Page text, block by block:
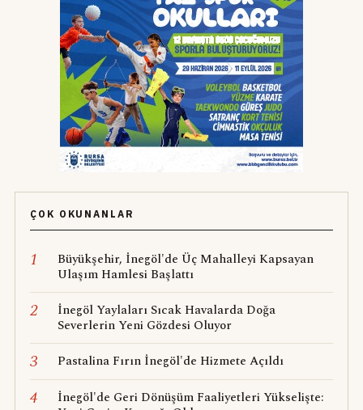
ÇOK OKUNANLAR
1
Büyükşehir, İnegöl'de Üç Mahalleyi Kapsayan
Ulaşım Hamlesi Başlattı
2
İnegöl Yaylaları Sıcak Havalarda Doğa
Severlerin Yeni Gözdesi Oluyor
3 Pastalina Fırın İnegöl'de Hizmete Açıldı
4
İnegöl'de Geri Dönüşüm Faaliyetleri Yükselişte: